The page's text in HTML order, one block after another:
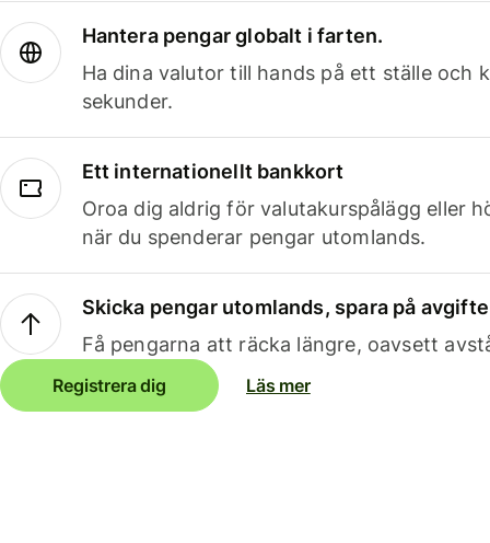
Hantera pengar globalt i farten.
Ha dina valutor till hands på ett ställe och
sekunder.
Ett internationellt bankkort
Oroa dig aldrig för valutakurspålägg eller
när du spenderar pengar utomlands.
Skicka pengar utomlands, spara på
Få pengarna att räcka längre, oavsett
Registrera dig Läs mer